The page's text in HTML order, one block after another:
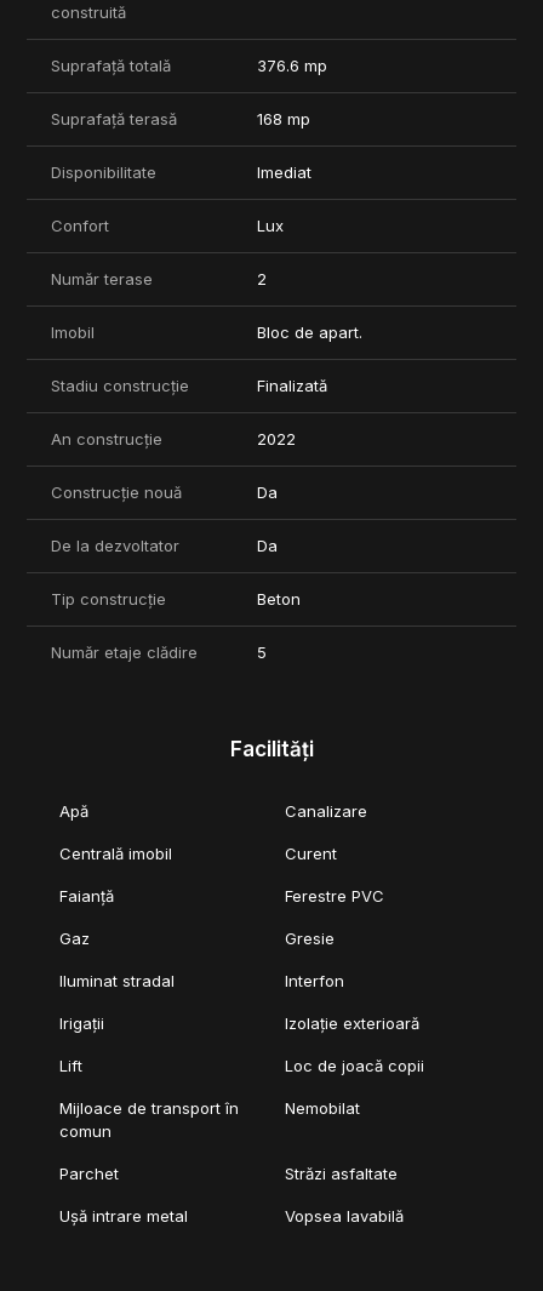
construită
Suprafață totală 376.6 mp
Suprafață terasă 168 mp
Disponibilitate Imediat
Confort Lux
Număr terase 2
Imobil Bloc de apart.
Stadiu construcție Finalizată
An construcție 2022
Construcție nouă Da
De la dezvoltator Da
Tip construcție Beton
Număr etaje clădire 5
Facilități
Apă Canalizare
Centrală imobil Curent
Faianță Ferestre PVC
Gaz Gresie
Iluminat stradal Interfon
Irigații Izolație exterioară
Lift Loc de joacă copii
Mijloace de transport în
comun
Nemobilat
Parchet Străzi asfaltate
Ușă intrare metal Vopsea lavabilă